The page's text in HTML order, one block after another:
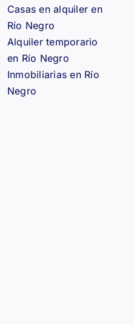
Casas en alquiler en
Río Negro
Alquiler temporario
en Río Negro
Inmobiliarias en Río
Negro